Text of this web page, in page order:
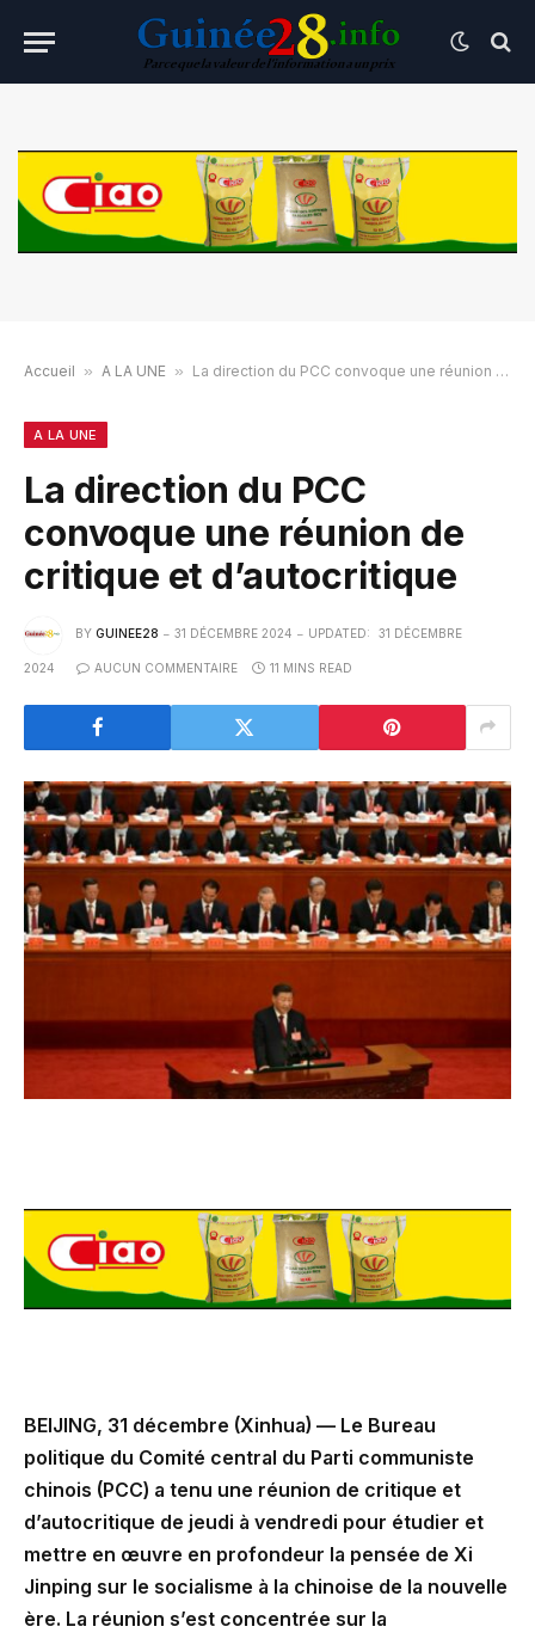
Accueil » A LA UNE » La direction du PCC convoque une réunion de critique et d’autocritique
A LA UNE
La direction du PCC
convoque une réunion de
critique et d’autocritique
BY GUINEE28 31 DÉCEMBRE 2024 UPDATED: 31 DÉCEMBRE
2024 AUCUN COMMENTAIRE 11 MINS READ
BEIJING, 31 décembre (Xinhua) — Le Bureau
politique du Comité central du Parti communiste
chinois (PCC) a tenu une réunion de critique et
d’autocritique de jeudi à vendredi pour étudier et
mettre en œuvre en profondeur la pensée de Xi
Jinping sur le socialisme à la chinoise de la nouvelle
ère. La réunion s’est concentrée sur la